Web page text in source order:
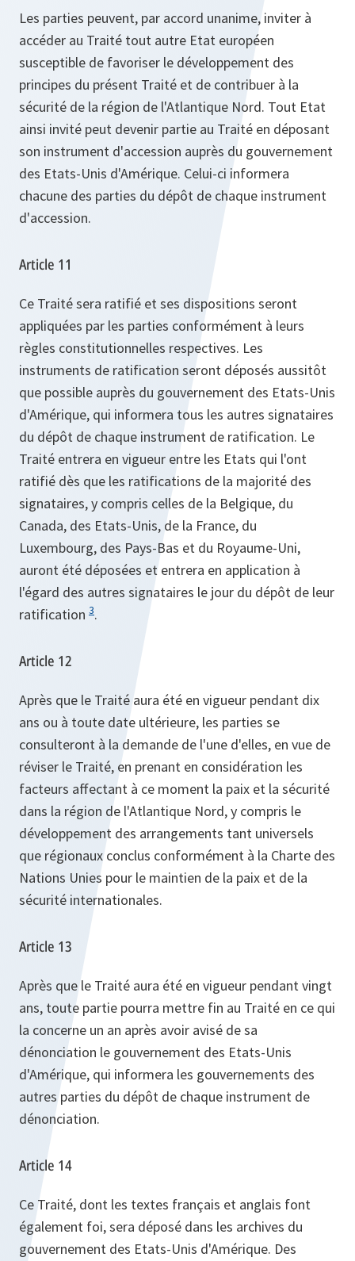
Les parties peuvent, par accord unanime, inviter à
accéder au Traité tout autre Etat européen
susceptible de favoriser le développement des
principes du présent Traité et de contribuer à la
sécurité de la région de l'Atlantique Nord. Tout Etat
ainsi invité peut devenir partie au Traité en déposant
son instrument d'accession auprès du gouvernement
des Etats-Unis d'Amérique. Celui-ci informera
chacune des parties du dépôt de chaque instrument
d'accession.
Article 11
Ce Traité sera ratifié et ses dispositions seront
appliquées par les parties conformément à leurs
règles constitutionnelles respectives. Les
instruments de ratification seront déposés aussitôt
que possible auprès du gouvernement des Etats-Unis
d'Amérique, qui informera tous les autres signataires
du dépôt de chaque instrument de ratification. Le
Traité entrera en vigueur entre les Etats qui l'ont
ratifié dès que les ratifications de la majorité des
signataires, y compris celles de la Belgique, du
Canada, des Etats-Unis, de la France, du
Luxembourg, des Pays-Bas et du Royaume-Uni,
auront été déposées et entrera en application à
l'égard des autres signataires le jour du dépôt de leur
ratification 3.
Article 12
Après que le Traité aura été en vigueur pendant dix
ans ou à toute date ultérieure, les parties se
consulteront à la demande de l'une d'elles, en vue de
réviser le Traité, en prenant en considération les
facteurs affectant à ce moment la paix et la sécurité
dans la région de l'Atlantique Nord, y compris le
développement des arrangements tant universels
que régionaux conclus conformément à la Charte des
Nations Unies pour le maintien de la paix et de la
sécurité internationales.
Article 13
Après que le Traité aura été en vigueur pendant vingt
ans, toute partie pourra mettre fin au Traité en ce qui
la concerne un an après avoir avisé de sa
dénonciation le gouvernement des Etats-Unis
d'Amérique, qui informera les gouvernements des
autres parties du dépôt de chaque instrument de
dénonciation.
Article 14
Ce Traité, dont les textes français et anglais font
également foi, sera déposé dans les archives du
gouvernement des Etats-Unis d'Amérique. Des